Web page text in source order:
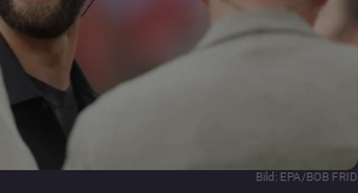
Bild: EPA/BOB FRID
Name
Anbieter
.fan.at
fanat_show_app_banner